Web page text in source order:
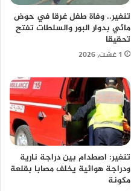
تنغير.. وفاة طفل غرقا في حوض
مائي بدوار البور والسلطات تفتح
تحقيقا
1 غشت، 2026
تنغير: اصطدام بين دراجة نارية
ودراجة هوائية يخلف مصابا بقلعة
مكونة